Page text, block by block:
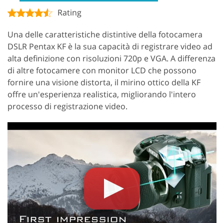
Rating
Una delle caratteristiche distintive della fotocamera
DSLR Pentax KF è la sua capacità di registrare video ad
alta definizione con risoluzioni 720p e VGA. A differenza
di altre fotocamere con monitor LCD che possono
fornire una visione distorta, il mirino ottico della KF
offre un'esperienza realistica, migliorando l'intero
processo di registrazione video.